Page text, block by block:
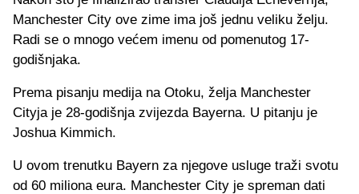
Manchester City ove zime ima još jednu veliku želju.
Radi se o mnogo većem imenu od pomenutog 17-
godišnjaka.
Prema pisanju medija na Otoku, želja Manchester
Cityja je 28-godišnja zvijezda Bayerna. U pitanju je
Joshua Kimmich.
U ovom trenutku Bayern za njegove usluge traži svotu
od 60 miliona eura. Manchester City je spreman dati